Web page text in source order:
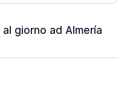
giorno ad Almería